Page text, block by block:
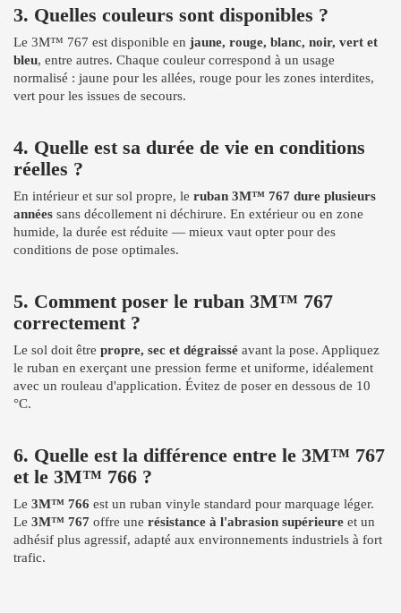
3. Quelles couleurs sont disponibles ?
Le 3M™ 767 est disponible en jaune, rouge, blanc, noir, vert et
bleu, entre autres. Chaque couleur correspond à un usage
normalisé : jaune pour les allées, rouge pour les zones interdites,
vert pour les issues de secours.
4. Quelle est sa durée de vie en conditions
réelles ?
En intérieur et sur sol propre, le ruban 3M™ 767 dure plusieurs
années sans décollement ni déchirure. En extérieur ou en zone
humide, la durée est réduite — mieux vaut opter pour des
conditions de pose optimales.
5. Comment poser le ruban 3M™ 767
correctement ?
Le sol doit être propre, sec et dégraissé avant la pose. Appliquez
le ruban en exerçant une pression ferme et uniforme, idéalement
avec un rouleau d'application. Évitez de poser en dessous de 10
°C.
6. Quelle est la différence entre le 3M™ 767
et le 3M™ 766 ?
Le 3M™ 766 est un ruban vinyle standard pour marquage léger.
Le 3M™ 767 offre une résistance à l'abrasion supérieure et un
adhésif plus agressif, adapté aux environnements industriels à fort
trafic.